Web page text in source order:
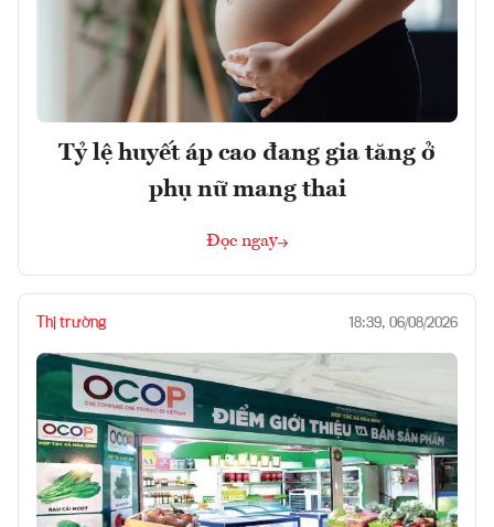
Tỷ lệ huyết áp cao đang gia tăng ở
phụ nữ mang thai
Đọc ngay
Thị trường 18:39, 06/08/2026